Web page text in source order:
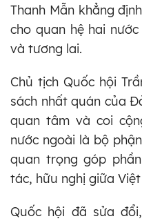
Thanh Mẫn khẳng
cho quan hệ hai
và tương lai.
Chủ tịch Quốc hội
sách nhất quán của
quan tâm và coi
nước ngoài là bộ
quan trọng góp
tác, hữu nghị giữa
Quốc hội đã sửa